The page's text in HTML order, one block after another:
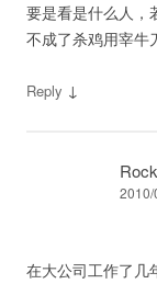
要是看是什么人，
不成了杀鸡用宰牛
Reply ↓
Rock
2010/
在大公司工作了几